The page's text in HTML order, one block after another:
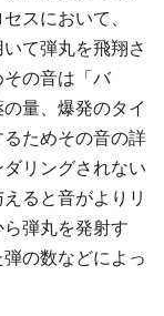
スにおいて、
て弾丸を飛翔さ
の音は「バ
量、爆発のタイ
ためその音の詳
リングされない
ると音がよりリ
弾丸を発射す
の数などによっ